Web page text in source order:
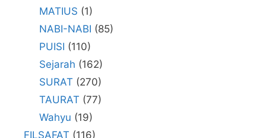
MATIUS (1)
NABI-NABI (85)
PUISI (110)
Sejarah (162)
SURAT (270)
TAURAT (77)
Wahyu (19)
FILSAFAT (116)